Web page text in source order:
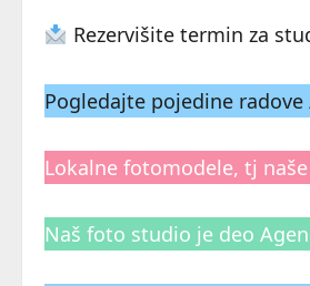
Rezervišite termin za
Pogledajte pojedine
Lokalne fotomodele, tj
Naš foto studio je deo